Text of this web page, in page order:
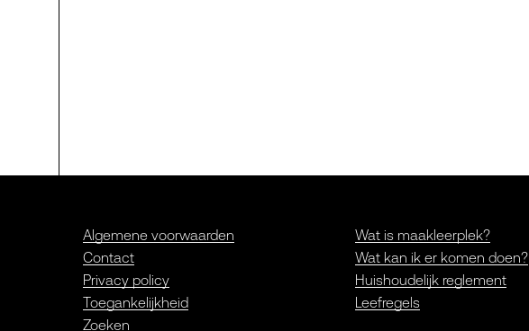
Algemene voorwaarden
Contact
Privacy policy
Toegankelijkheid
Zoeken
Wat is maakleerplek?
Wat kan ik er komen doen?
Huishoudelijk reglement
Leefregels